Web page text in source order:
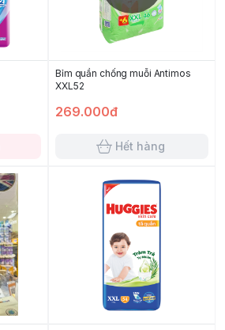
Bỉm quần chống muỗi Antimos
XXL52
269.000đ
Hết hàng